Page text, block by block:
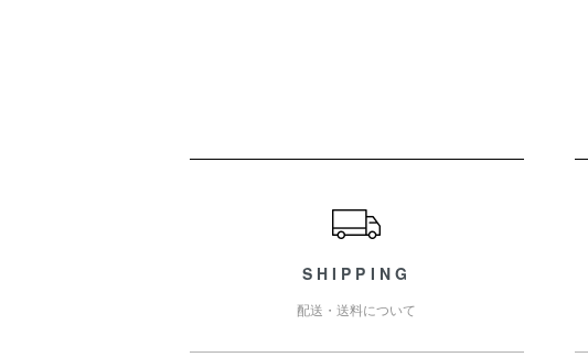
SHIPPING
配送・送料について